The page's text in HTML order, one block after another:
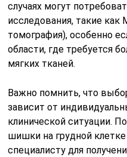
случаях могут
исследования, такие
томография), особенно
области, где требуется
мягких тканей.
Важно помнить, что
зависит от
клинической ситуации.
шишки на грудной
специалисту для